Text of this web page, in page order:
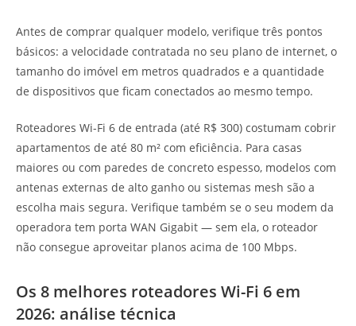
Antes de comprar qualquer modelo, verifique três pontos
básicos: a velocidade contratada no seu plano de internet, o
tamanho do imóvel em metros quadrados e a quantidade
de dispositivos que ficam conectados ao mesmo tempo.
Roteadores Wi-Fi 6 de entrada (até R$ 300) costumam cobrir
apartamentos de até 80 m² com eficiência. Para casas
maiores ou com paredes de concreto espesso, modelos com
antenas externas de alto ganho ou sistemas mesh são a
escolha mais segura. Verifique também se o seu modem da
operadora tem porta WAN Gigabit — sem ela, o roteador
não consegue aproveitar planos acima de 100 Mbps.
Os 8 melhores roteadores Wi-Fi 6 em
2026: análise técnica